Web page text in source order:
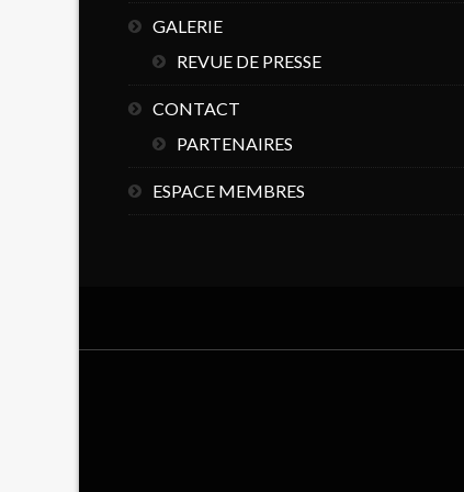
GALERIE
REVUE DE PRESSE
CONTACT
PARTENAIRES
ESPACE MEMBRES